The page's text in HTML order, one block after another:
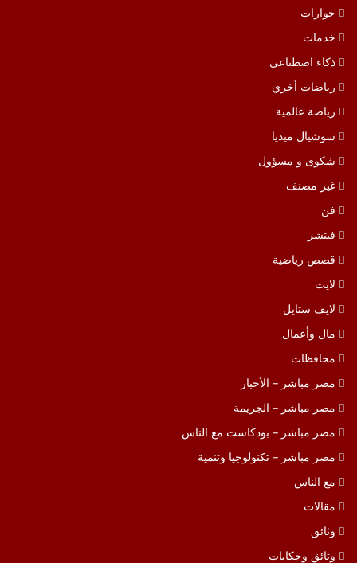
حوارات
خدمات
ذكاء اصطناعي
رياضات أخري
رياضة عالمية
سوشيال ميديا
شكوى و مسؤول
غير مصنف
فن
فيتشر
قصص رياضية
لايت
لايف ستايل
مال وأعمال
محافظات
مصر مباشر – الأخبار
مصر مباشر – الجريمة
مصر مباشر – بودكاست مع الناس
مصر مباشر – تكنولوجيا وتنمية
مع الناس
مقالات
وثائق
وثائق وحكايات